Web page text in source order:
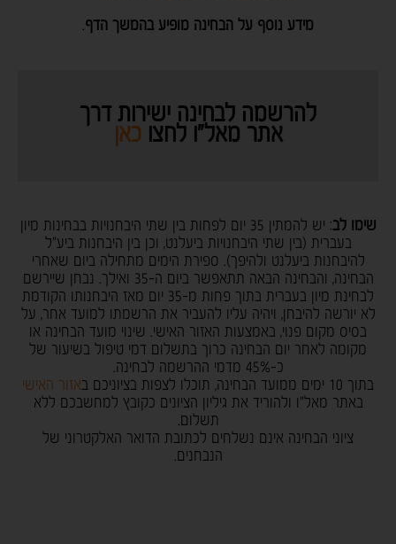
מידע נוסף על הבחינה מופיע בהמשך הדף.
להרשמה לבחינה ישירות דרך
אתר מאל"ו לחצו כאן
שימו לב
: יש להמתין 35 יום לפחות בין שתי היבחנויות בבחינות מיון
בעברית (בין שתי היבחנויות ביעלנט, וכן בין היבחנות ביע"ל
להיבחנות ביעלנט ולהיפך). ספירת הימים מתחילה ביום שאחרי
הבחינה, והבחינה הבאה תתאפשר ביום ה-35 ואילך. נבחן שיירשם
לבחינת מיון בעברית בתוך פחות מ-35 יום מאז היבחנותו הקודמת
לא יורשה להיבחן, ויהיה עליו להעביר את הרשמתו למועד אחר, על
בסיס מקום פנוי, באמצעות האזור האישי. שינוי מועד הבחינה או
מקומה לאחר יום הבחינה כרוך בתשלום דמי טיפול בשיעור של
כ-45% מדמי ההרשמה לבחינה.
בתוך 10 ימים ממועד הבחינה, תוכלו לצפות בציוניכם ב
אזור האישי
באתר מאל"ו ולהוריד את גיליון הציונים כקובץ למחשבכם ללא
תשלום.
ציוני הבחינה אינם נשלחים לכתובת הדואר האלקטרוני של
הנבחנים.